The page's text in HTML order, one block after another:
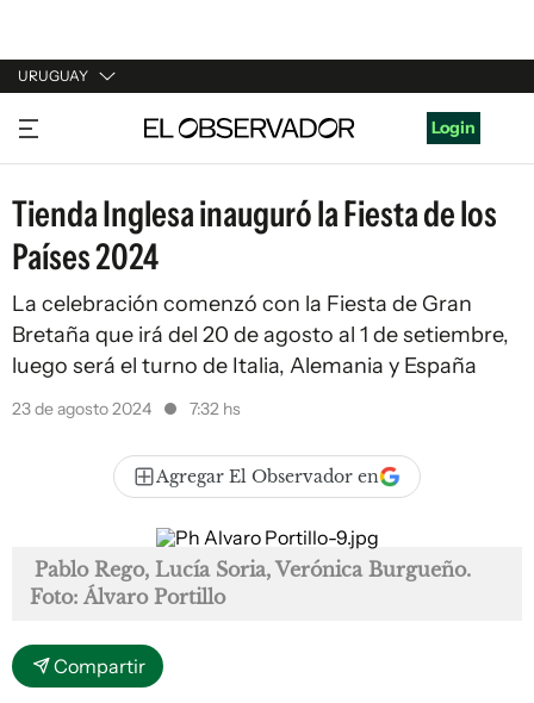
URUGUAY
URUGUAY
ARGENTINA
ESPAÑA
ESTADOS UNIDOS
Login
Tienda Inglesa inauguró la Fiesta de los
Países 2024
La celebración comenzó con la Fiesta de Gran
Bretaña que irá del 20 de agosto al 1 de setiembre,
luego será el turno de Italia, Alemania y España
23 de agosto 2024 7:32 hs
Agregar El Observador en
Pablo Rego, Lucía Soria, Verónica Burgueño.
Foto: Álvaro Portillo
Compartir